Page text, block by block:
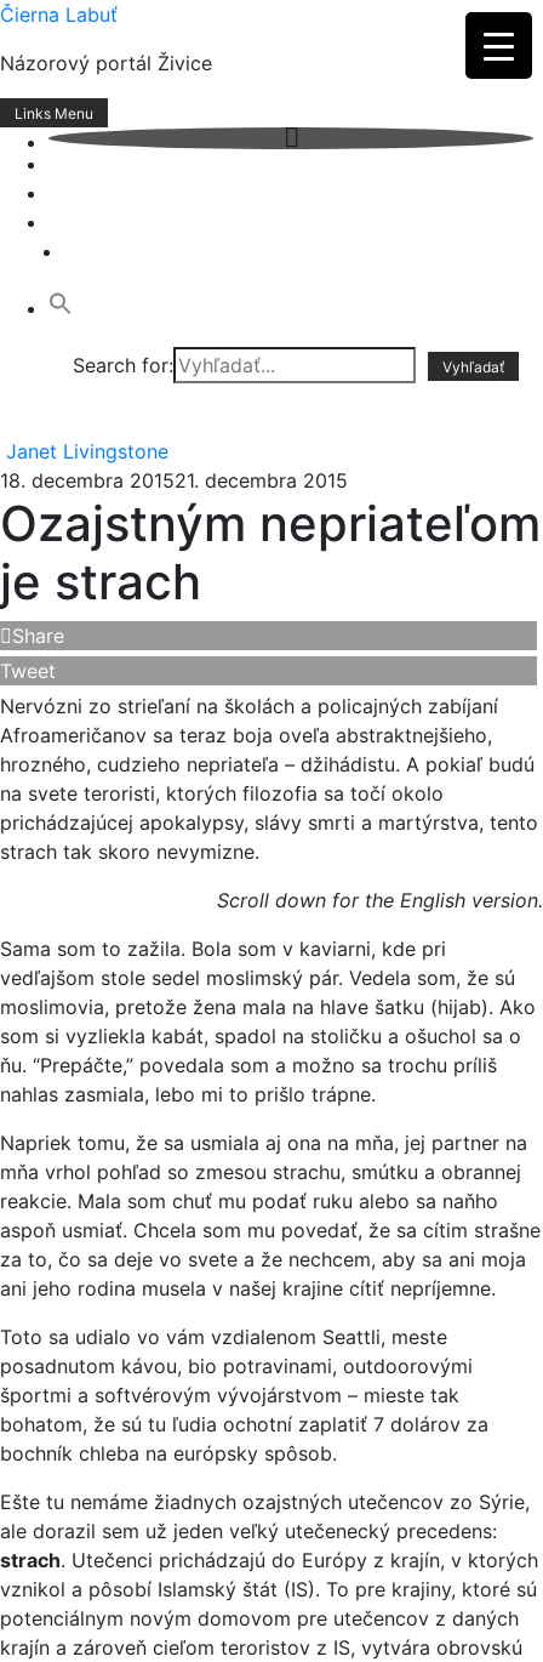
Skip
content
Čierna Labuť
Názorový portál Živice
Links Menu
Search for:
Janet Livingstone
18. decembra 201521. decembra 2015
Ozajstným nepriateľom
je strach
Share
Tweet
Nervózni zo strieľaní na školách a policajných zabíjaní
Afroameričanov sa teraz boja oveľa abstraktnejšieho,
hrozného, cudzieho nepriateľa – džihádistu. A pokiaľ budú
na svete teroristi, ktorých filozofia sa točí okolo
prichádzajúcej apokalypsy, slávy smrti a martýrstva, tento
strach tak skoro nevymizne.
Scroll down for the English version.
Sama som to zažila. Bola som v kaviarni, kde pri
vedľajšom stole sedel moslimský pár. Vedela som, že sú
moslimovia, pretože žena mala na hlave šatku (hijab). Ako
som si vyzliekla kabát, spadol na stoličku a ošuchol sa o
ňu. “Prepáčte,” povedala som a možno sa trochu príliš
nahlas zasmiala, lebo mi to prišlo trápne.
Napriek tomu, že sa usmiala aj ona na mňa, jej partner na
mňa vrhol pohľad so zmesou strachu, smútku a obrannej
reakcie. Mala som chuť mu podať ruku alebo sa naňho
aspoň usmiať. Chcela som mu povedať, že sa cítim strašne
za to, čo sa deje vo svete a že nechcem, aby sa ani moja
ani jeho rodina musela v našej krajine cítiť nepríjemne.
Toto sa udialo vo vám vzdialenom Seattli, meste
posadnutom kávou, bio potravinami, outdoorovými
športmi a softvérovým vývojárstvom – mieste tak
bohatom, že sú tu ľudia ochotní zaplatiť 7 dolárov za
bochník chleba na európsky spôsob.
Ešte tu nemáme žiadnych ozajstných utečencov zo Sýrie,
ale dorazil sem už jeden veľký utečenecký precedens:
strach. Utečenci prichádzajú do Európy z krajín, v ktorých
vznikol a pôsobí Islamský štát (IS). To pre krajiny, ktoré sú
potenciálnym novým domovom pre utečencov z daných
krajín a zároveň cieľom teroristov z IS, vytvára obrovskú